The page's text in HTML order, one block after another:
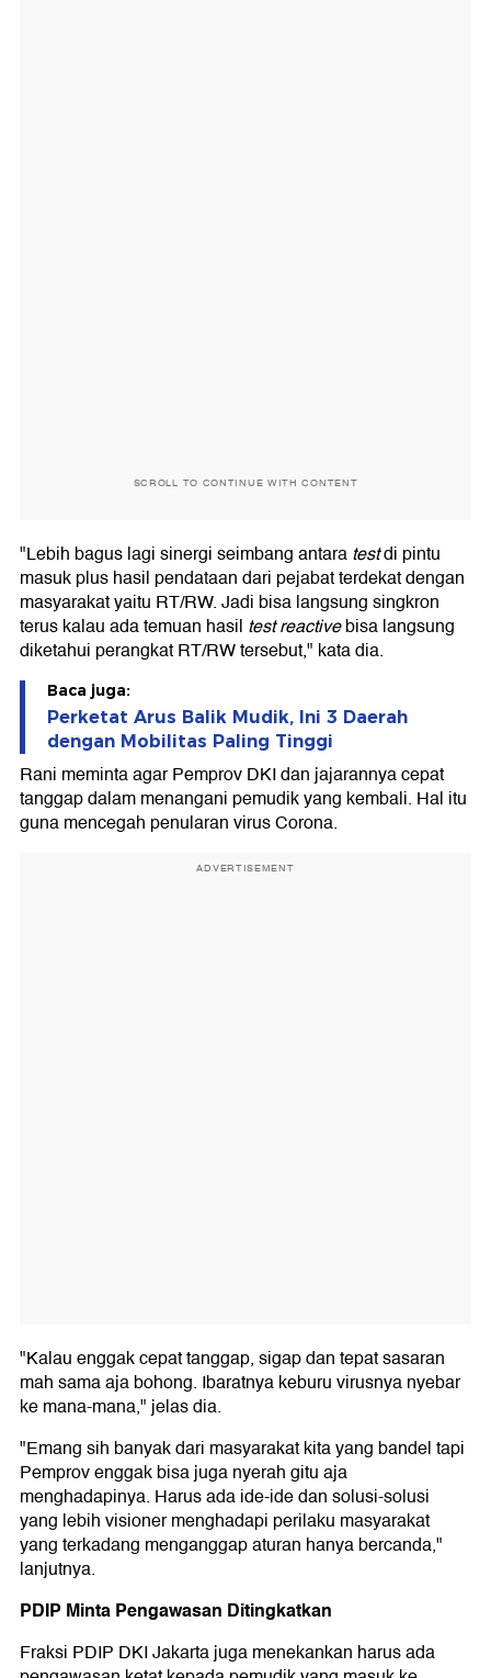
SCROLL TO CONTINUE WITH CONTENT
"Lebih bagus lagi sinergi seimbang antaratestdi pintu
masuk plus hasil pendataan dari pejabat terdekat dengan
masyarakat yaitu RT/RW. Jadi bisa langsung singkron
terus kalau ada temuan hasil test reactivebisa langsung
diketahui perangkat RT/RW tersebut," kata dia.
Baca juga:
Perketat Arus Balik Mudik, Ini 3 Daerah
dengan Mobilitas Paling Tinggi
Rani meminta agar Pemprov DKI dan jajarannya cepat
tanggap dalam menangani pemudik yang kembali. Hal itu
guna mencegah penularan virus Corona.
ADVERTISEMENT
"Kalau enggak cepat tanggap, sigap dan tepat sasaran
mah sama aja bohong. Ibaratnya keburu virusnya nyebar
ke mana-mana," jelas dia.
"Emang sih banyak dari masyarakat kita yang bandel tapi
Pemprov enggak bisa juga nyerah gitu aja
menghadapinya. Harus ada ide-ide dan solusi-solusi
yang lebih visioner menghadapi perilaku masyarakat
yang terkadang menganggap aturan hanya bercanda,"
lanjutnya.
PDIP Minta Pengawasan Ditingkatkan
Fraksi PDIP DKI Jakarta juga menekankan harus ada